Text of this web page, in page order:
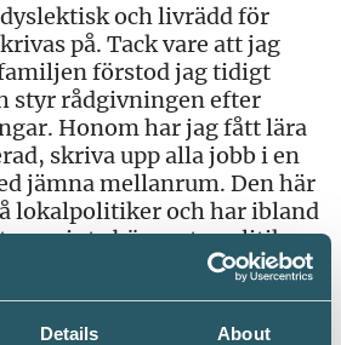
Details About
och livrädd för
på. Tack vare att jag
förstod jag tidigt
styr rådgivningen efter
Honom har jag fått lära
skriva upp alla jobb i en
jämna mellanrum. Den här
lokalpolitiker och har ibland
man inte bör prata politik
Rådgivningen går ofta ut på
sina kunder och vilka
kan få om han inte skiljer på